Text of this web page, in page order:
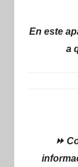
En este
a
⏩